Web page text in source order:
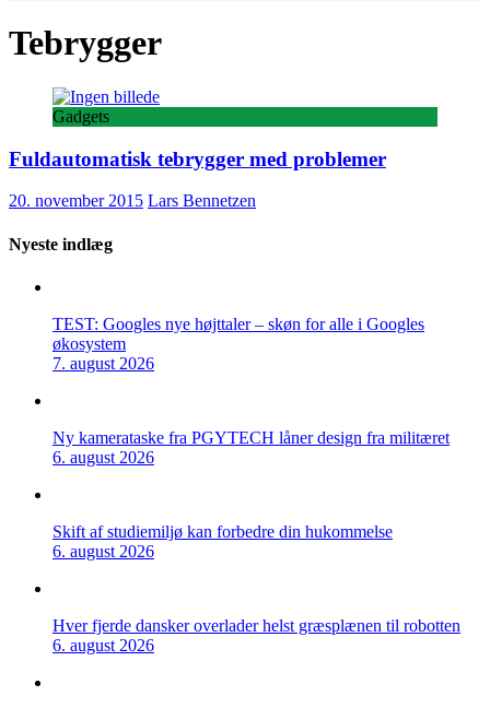
Tebrygger
Gadgets
Fuldautomatisk tebrygger med problemer
20. november 2015 Lars Bennetzen
Nyeste indlæg
TEST: Googles nye højttaler – skøn for alle i Googles
økosystem
7. august 2026
Ny kamerataske fra PGYTECH låner design fra militæret
6. august 2026
Skift af studiemiljø kan forbedre din hukommelse
6. august 2026
Hver fjerde dansker overlader helst græsplænen til robotten
6. august 2026